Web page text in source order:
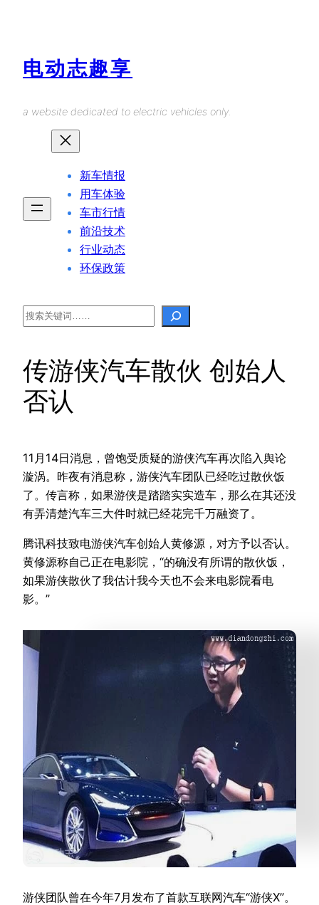
电动志趣享
a website dedicated to electric vehicles only.
新车情报
用车体验
车市行情
前沿技术
行业动态
环保政策
Search
传游侠汽车散伙 创始人
否认
11月14日消息，曾饱受质疑的游侠汽车再次陷入舆论
漩涡。昨夜有消息称，游侠汽车团队已经吃过散伙饭
了。传言称，如果游侠是踏踏实实造车，那么在其还没
有弄清楚汽车三大件时就已经花完千万融资了。
腾讯科技致电游侠汽车创始人黄修源，对方予以否认。
黄修源称自己正在电影院，“的确没有所谓的散伙饭，
如果游侠散伙了我估计我今天也不会来电影院看电
影。”
游侠团队曾在今年7月发布了首款互联网汽车“游侠X”。